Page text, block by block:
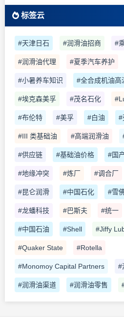
标签云
#天津日石 #润滑油招商 #
#润滑油代理 #夏季汽车养护
#小暑养车知识 #全合成机油高
#埃克森美孚 #茂名石化
#布伦特 #美孚 #白油 #
#III 类基础油 #高端润滑油
#供应链 #基础油价格 #国
#地缘冲突 #炼厂 #调合厂
#昆仑润滑 #中国石化 #雪
#龙蟠科技 #巴斯夫 #统一
#中国石油 #Shell #Jiffy
#Quaker State #Rotella
#Monomoy Capital Partners #
#润滑油渠道 #润滑油零售